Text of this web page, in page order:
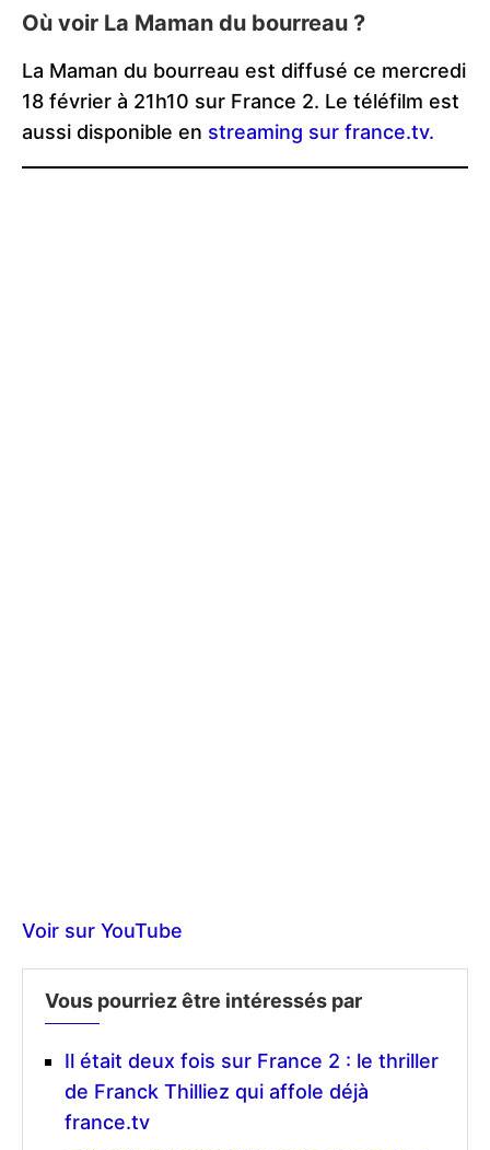
Où voir La Maman du bourreau ?
La Maman du bourreau est diffusé ce mercredi
18 février à 21h10 sur France 2. Le téléfilm est
aussi disponible en streaming sur france.tv.
Voir sur YouTube
Vous pourriez être intéressés par
Il était deux fois sur France 2 : le thriller
de Franck Thilliez qui affole déjà
france.tv